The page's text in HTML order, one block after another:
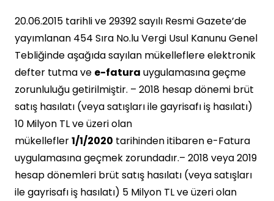
20.06.2015 tarihli ve 29392 sayılı Resmi Gazete’de
yayımlanan 454 Sıra No.lu Vergi Usul Kanunu Genel
Tebliğinde aşağıda sayılan mükelleflere elektronik
defter tutma ve e-fatura uygulamasına geçme
zorunluluğu getirilmiştir. – 2018 hesap dönemi brüt
satış hasılatı (veya satışları ile gayrisafı iş hasılatı)
10 Milyon TL ve üzeri olan
mükellefler1/1/2020 tarihinden itibaren e-Fatura
uygulamasına geçmek zorundadır.– 2018 veya 2019
hesap dönemleri brüt satış hasılatı (veya satışları
ile gayrisafı iş hasılatı) 5 Milyon TL ve üzeri olan